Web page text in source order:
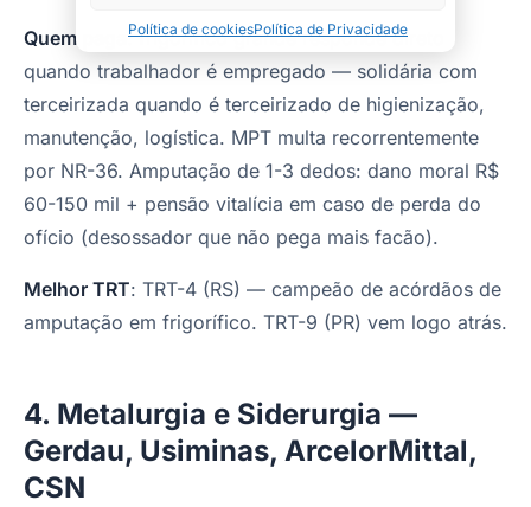
Política de cookiesPolítica de Privacidade
Quem paga : frigorífico grande responde direto
quando trabalhador é empregado — solidária com
terceirizada quando é terceirizado de higienização,
manutenção, logística. MPT multa recorrentemente
por NR-36. Amputação de 1-3 dedos: dano moral R$
60-150 mil + pensão vitalícia em caso de perda do
ofício (desossador que não pega mais facão).
Melhor TRT: TRT-4 (RS) — campeão de acórdãos de
amputação em frigorífico. TRT-9 (PR) vem logo atrás.
4. Metalurgia e Siderurgia —
Gerdau, Usiminas, ArcelorMittal,
CSN